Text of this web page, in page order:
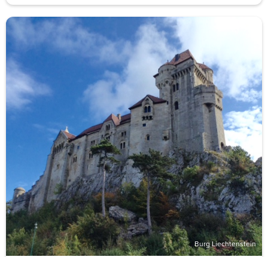
Klettertrainer*in. Sicherheit, Falltechnik,
Routenprogression vom Anfang bis zu härteren
Problemen. Danach Essen und Drinks an der Hausbar.
Für Teams funktioniert das, weil es körperlich fordernd
ist, aber niemanden überfordert. Die Wände sind
gestaffelt: Anfänger*innen und erfahrene Kletternde
finden auf demselben Problem-Set ihr Niveau. Der
Standort Wienerberg hat eine Glaswand zum
Boulderbereich. Wer nicht klettert, kann mit einem Drink
zuschauen.
Gruppengröße acht bis 40 Personen über mehrere
Trainer*innen. Zwei Stunden Einweisung plus offenes
Klettern. Preis 35–55 € pro Person je nach Schuhverleih
und Essen.
Burg Liechtenstein